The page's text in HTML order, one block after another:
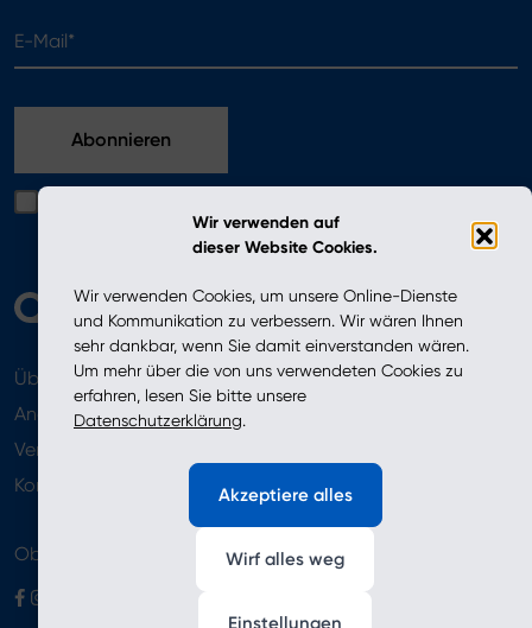
Wir verwenden auf
dieser Website Cookies.
Wir verwenden Cookies, um unsere Online-Dienste
und Kommunikation zu verbessern. Wir wären Ihnen
sehr dankbar, wenn Sie damit einverstanden wären.
Um mehr über die von uns verwendeten Cookies zu
erfahren, lesen Sie bitte unsere
Datenschutzerklärung.
Akzeptiere alles
Wirf alles weg
Einstellungen
Ich bestätige, dass ich die in der Datenschutzerklärung
enthaltenen Bedingungen gelesen habe
Über uns
Angebot
Aktuelles
Verkaufsstellen
Kontakt
Obserwuj nas